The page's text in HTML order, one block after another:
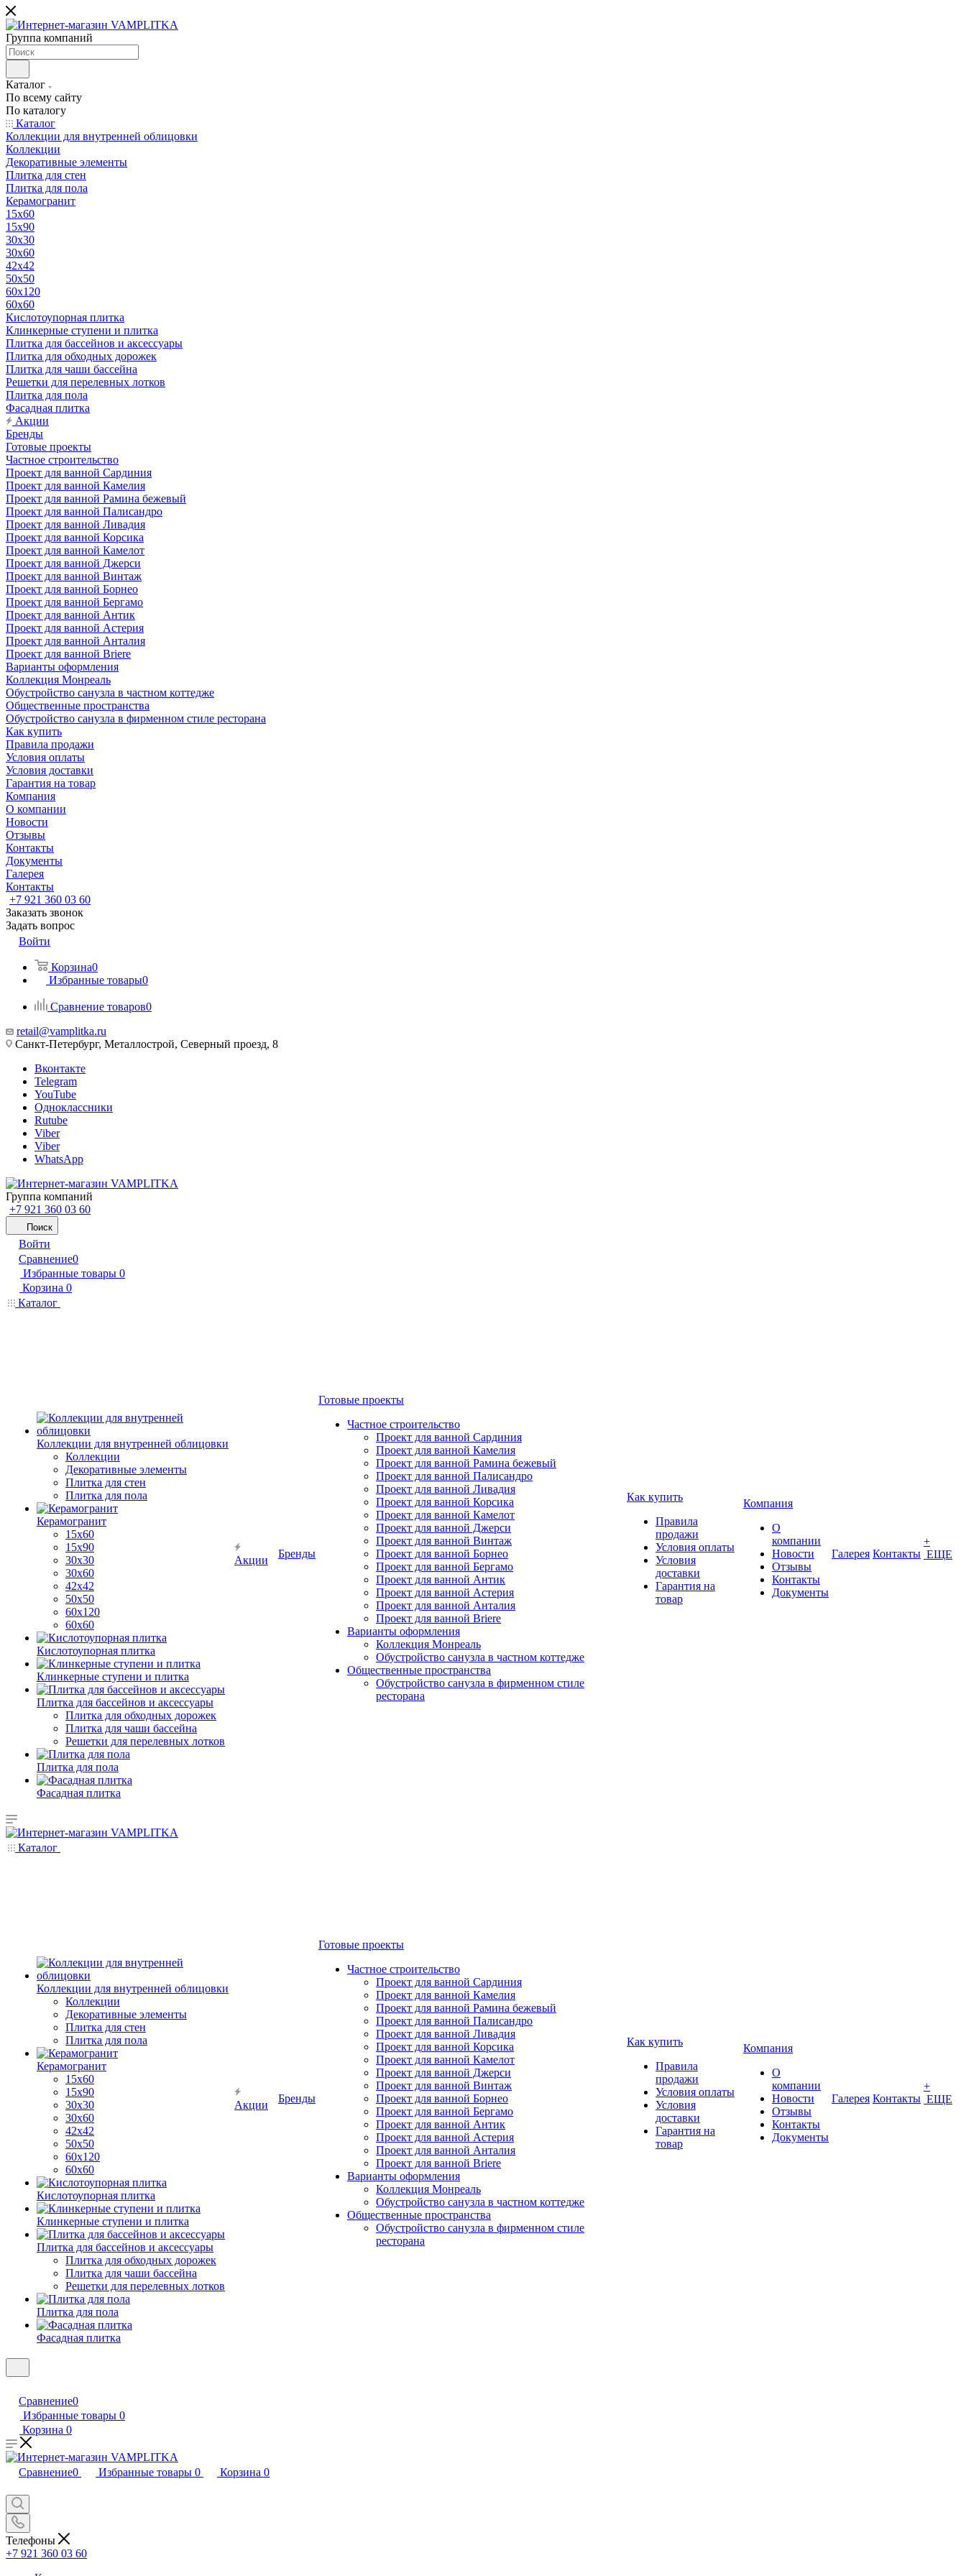
Группа компаний
Каталог
По всему сайту
По каталогу
Каталог
Коллекции для внутренней облицовки
Коллекции
Декоративные элементы
Плитка для стен
Плитка для пола
Керамогранит
15х60
15x90
30х30
30х60
42х42
50х50
60х120
60х60
Кислотоупорная плитка
Клинкерные ступени и плитка
Плитка для бассейнов и аксессуары
Плитка для обходных дорожек
Плитка для чаши бассейна
Решетки для перелевных лотков
Плитка для пола
Фасадная плитка
Акции
Бренды
Готовые проекты
Частное строительство
Проект для ванной Сардиния
Проект для ванной Камелия
Проект для ванной Рамина бежевый
Проект для ванной Палисандро
Проект для ванной Ливадия
Проект для ванной Корсика
Проект для ванной Камелот
Проект для ванной Джерси
Проект для ванной Винтаж
Проект для ванной Борнео
Проект для ванной Бергамо
Проект для ванной Антик
Проект для ванной Астерия
Проект для ванной Анталия
Проект для ванной Briere
Варианты оформления
Коллекция Монреаль
Обустройство санузла в частном коттедже
Общественные пространства
Обустройство санузла в фирменном стиле ресторана
Как купить
Правила продажи
Условия оплаты
Условия доставки
Гарантия на товар
Компания
О компании
Новости
Отзывы
Контакты
Документы
Галерея
Контакты
+7 921 360 03 60
Заказать звонок
Задать вопрос
Войти
Корзина0
Избранные товары0
Сравнение товаров0
retail@vamplitka.ru
Санкт-Петербург, Металлострой, Северный проезд, 8
Вконтакте
Telegram
YouTube
Одноклассники
Rutube
Viber
Viber
WhatsApp
Группа компаний
+7 921 360 03 60
Поиск
Войти
Сравнение0
Избранные товары 0
Корзина 0
Каталог
Коллекции для внутренней облицовки
Коллекции
Декоративные элементы
Плитка для стен
Плитка для пола
Керамогранит
15х60
15x90
30х30
30х60
42х42
50х50
60х120
60х60
Кислотоупорная плитка
Клинкерные ступени и плитка
Плитка для бассейнов и аксессуары
Плитка для обходных дорожек
Плитка для чаши бассейна
Решетки для перелевных лотков
Плитка для пола
Фасадная плитка
Акции
Бренды
Готовые проекты
Частное строительство
Проект для ванной Сардиния
Проект для ванной Камелия
Проект для ванной Рамина бежевый
Проект для ванной Палисандро
Проект для ванной Ливадия
Проект для ванной Корсика
Проект для ванной Камелот
Проект для ванной Джерси
Проект для ванной Винтаж
Проект для ванной Борнео
Проект для ванной Бергамо
Проект для ванной Антик
Проект для ванной Астерия
Проект для ванной Анталия
Проект для ванной Briere
Варианты оформления
Коллекция Монреаль
Обустройство санузла в частном коттедже
Общественные пространства
Обустройство санузла в фирменном стиле
ресторана
Как купить
Правила
продажи
Условия оплаты
Условия
доставки
Гарантия на
товар
Компания
О
компании
Новости
Отзывы
Контакты
Документы
Галерея Контакты
+
ЕЩЕ
Каталог
Коллекции для внутренней облицовки
Коллекции
Декоративные элементы
Плитка для стен
Плитка для пола
Керамогранит
15х60
15x90
30х30
30х60
42х42
50х50
60х120
60х60
Кислотоупорная плитка
Клинкерные ступени и плитка
Плитка для бассейнов и аксессуары
Плитка для обходных дорожек
Плитка для чаши бассейна
Решетки для перелевных лотков
Плитка для пола
Фасадная плитка
Акции
Бренды
Готовые проекты
Частное строительство
Проект для ванной Сардиния
Проект для ванной Камелия
Проект для ванной Рамина бежевый
Проект для ванной Палисандро
Проект для ванной Ливадия
Проект для ванной Корсика
Проект для ванной Камелот
Проект для ванной Джерси
Проект для ванной Винтаж
Проект для ванной Борнео
Проект для ванной Бергамо
Проект для ванной Антик
Проект для ванной Астерия
Проект для ванной Анталия
Проект для ванной Briere
Варианты оформления
Коллекция Монреаль
Обустройство санузла в частном коттедже
Общественные пространства
Обустройство санузла в фирменном стиле
ресторана
Как купить
Правила
продажи
Условия оплаты
Условия
доставки
Гарантия на
товар
Компания
О
компании
Новости
Отзывы
Контакты
Документы
Галерея Контакты
+
ЕЩЕ
Сравнение0
Избранные товары 0
Корзина 0
Сравнение0 Избранные товары 0 Корзина 0
Телефоны
+7 921 360 03 60